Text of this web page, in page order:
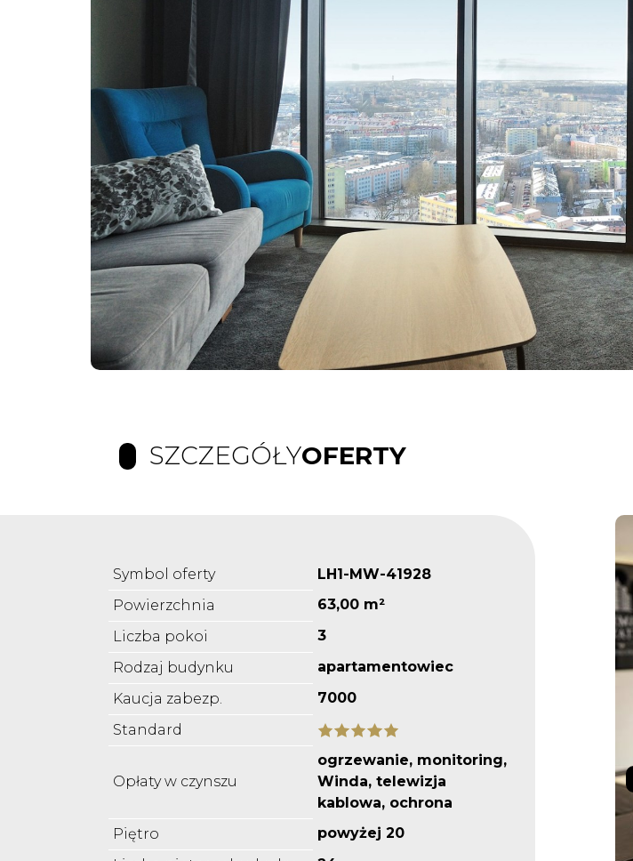
SZCZEGÓŁYOFERTY
Symbol oferty
LH1-MW-41928
Powierzchnia
63,00 m²
Liczba pokoi
3
Rodzaj budynku
apartamentowiec
Kaucja zabezp.
7000
Standard
Opłaty w czynszu
ogrzewanie, monitoring,
Winda, telewizja
kablowa, ochrona
Piętro
powyżej 20